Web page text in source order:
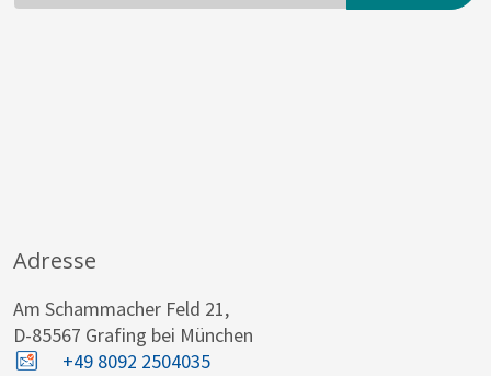
Adresse
Am Schammacher Feld 21,
D-85567 Grafing bei München
+49 8092 2504035